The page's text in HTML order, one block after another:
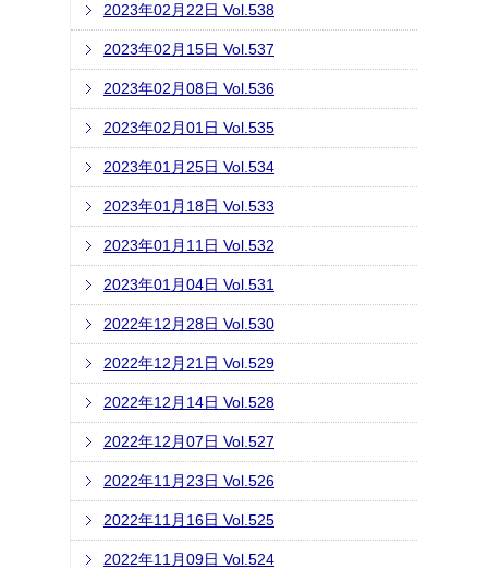
2023年02月22日 Vol.538
2023年02月15日 Vol.537
2023年02月08日 Vol.536
2023年02月01日 Vol.535
2023年01月25日 Vol.534
2023年01月18日 Vol.533
2023年01月11日 Vol.532
2023年01月04日 Vol.531
2022年12月28日 Vol.530
2022年12月21日 Vol.529
2022年12月14日 Vol.528
2022年12月07日 Vol.527
2022年11月23日 Vol.526
2022年11月16日 Vol.525
2022年11月09日 Vol.524